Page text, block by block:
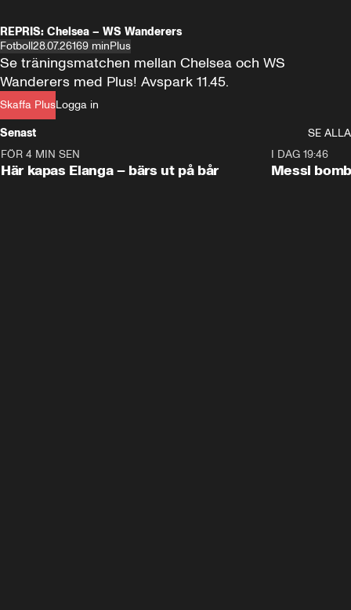
REPRIS: Chelsea – WS Wanderers
Fotboll28.07.26169 minPlus
Skaffa PlusLogga in
Se träningsmatchen mellan Chelsea och WS
Wanderers med Plus! Avspark 11.45.
Senast
SE ALLA
FÖR 4 MIN SEN
Här kapas Elanga – bärs ut på bår
I DAG 19:46
Messi